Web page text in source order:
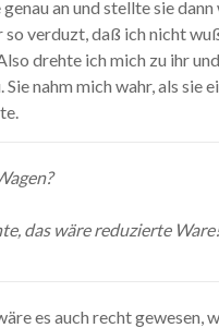
an und stellte sie
so verduzt, daß ich nicht
drehte ich mich zu ihr
nahm mich wahr, als sie
das wäre reduzierte Ware!
es auch recht gewesen,